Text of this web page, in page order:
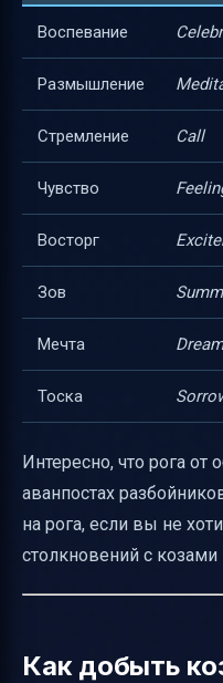
Воспевание
Размышление
Стремление Call
Чувство
Восторг
Зов
Мечта Dream
Тоска
Интересно, что рога
аванпостах
на рога, если вы не
столкновений с козами
Как добыть